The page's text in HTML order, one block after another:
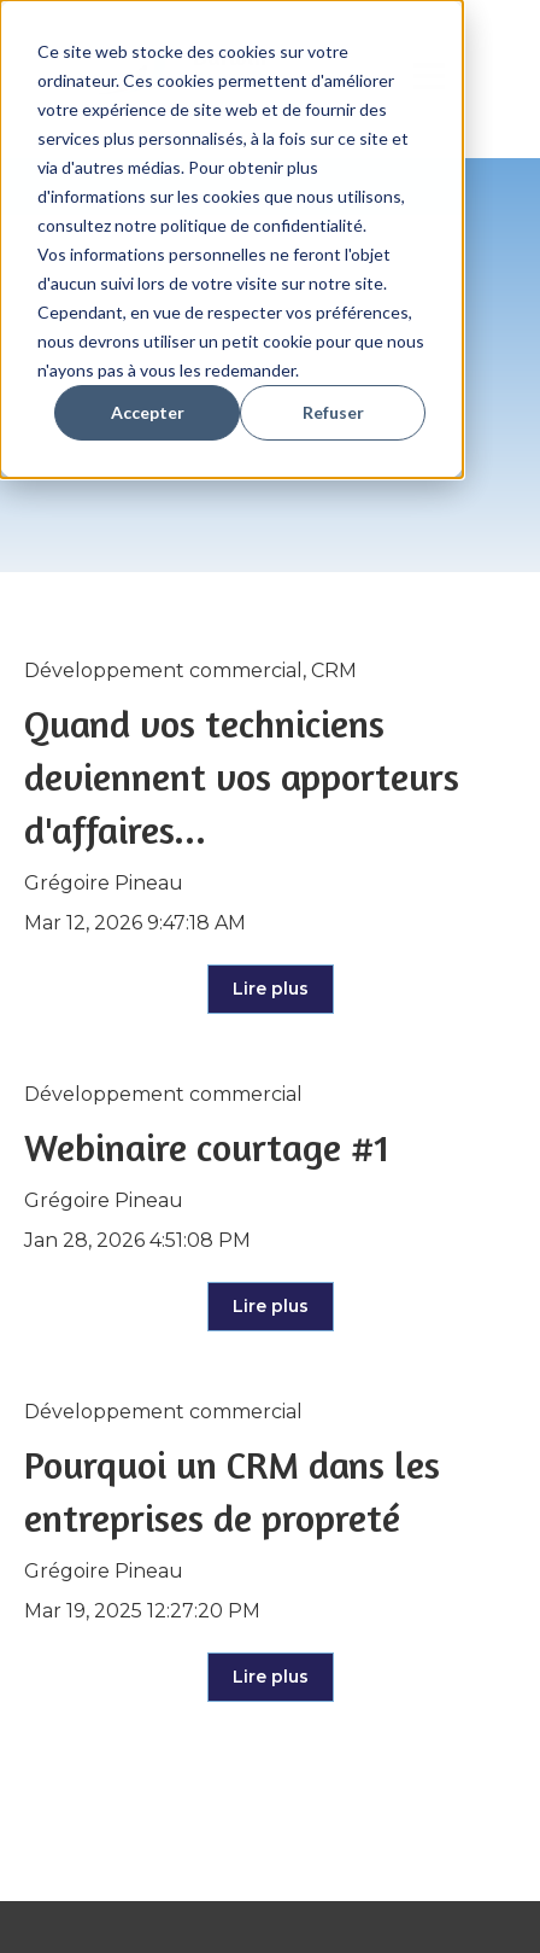
Ce site web stocke des cookies sur votre
ordinateur. Ces cookies permettent d'améliorer
votre expérience de site web et de fournir des
services plus personnalisés, à la fois sur ce site et
via d'autres médias. Pour obtenir plus
d'informations sur les cookies que nous utilisons,
consultez notre politique de confidentialité.
Vos informations personnelles ne feront l'objet
d'aucun suivi lors de votre visite sur notre site.
Cependant, en vue de respecter vos préférences,
nous devrons utiliser un petit cookie pour que nous
n'ayons pas à vous les redemander.
Accepter Refuser
Blog
Développement commercial , CRM
Quand vos techniciens
deviennent vos apporteurs
d'affaires...
Grégoire Pineau
Mar 12, 2026 9:47:18 AM
Lire plus
Développement commercial
Webinaire courtage #1
Grégoire Pineau
Jan 28, 2026 4:51:08 PM
Lire plus
Développement commercial
Pourquoi un CRM dans les
entreprises de propreté
Grégoire Pineau
Mar 19, 2025 12:27:20 PM
Lire plus